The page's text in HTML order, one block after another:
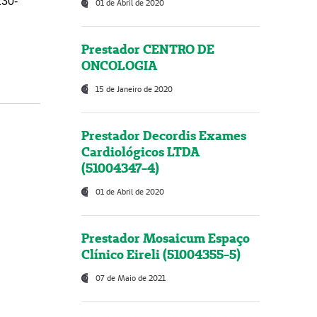
01 de Abril de 2020
Prestador CENTRO DE
ONCOLOGIA
15 de Janeiro de 2020
Prestador Decordis Exames
Cardiológicos LTDA
(51004347-4)
01 de Abril de 2020
Prestador Mosaicum Espaço
Clínico Eireli (51004355-5)
07 de Maio de 2021